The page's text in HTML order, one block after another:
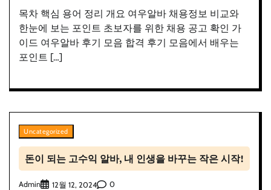
목차 핵심 용어 정리 개요 여우알바 채용정보 비교와
한눈에 보는 포인트 초보자를 위한 채용 공고 확인 가
이드 여우알바 후기 모음 합격 후기 모음에서 배우는
포인트 […]
Uncategorized
돈이 되는 고수익 알바, 내 인생을 바꾸는 작은 시작!
Admin 12월 12, 2024 0